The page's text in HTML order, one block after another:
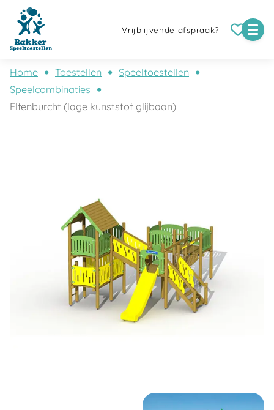
Vrijblijvende afspraak?
Home Toestellen
Speeltoestellen
Speelcombinaties
Elfenburcht (lage kunststof glijbaan)